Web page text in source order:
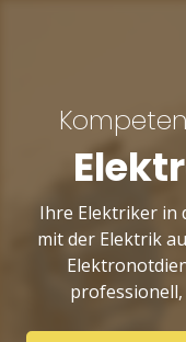
Ihre Elektriker in
mit der Elektrik